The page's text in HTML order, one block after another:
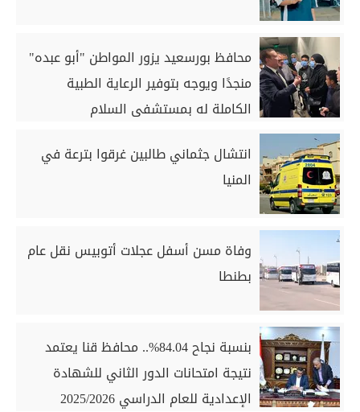
محافظ بورسعيد يزور المواطن "أبو عبده"
منجدًا ويوجه بتوفير الرعاية الطبية
الكاملة له بمستشفى السلام
انتشال جثماني طالبين غرقوا بترعة في
المنيا
وفاة مسن أسفل عجلات أتوبيس نقل عام
بطنطا
بنسبة نجاح 84.04%.. محافظ قنا يعتمد
نتيجة امتحانات الدور الثاني للشهادة
الإعدادية للعام الدراسي 2025/2026